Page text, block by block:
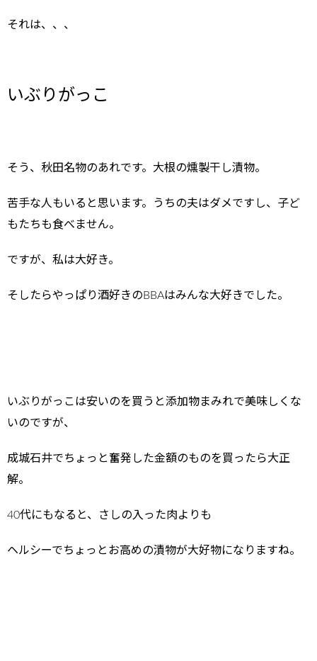
それは、、、
いぶりがっこ
そう、秋田名物のあれです。大根の燻製干し漬物。
苦手な人もいると思います。うちの夫はダメですし、子ど
もたちも食べません。
ですが、私は大好き。
そしたらやっぱり酒好きのBBAはみんな大好きでした。
いぶりがっこは安いのを買うと添加物まみれで美味しくな
いのですが、
成城石井でちょっと奮発した金額のものを買ったら大正
解。
40代にもなると、さしの入った肉よりも
ヘルシーでちょっとお高めの漬物が大好物になりますね。